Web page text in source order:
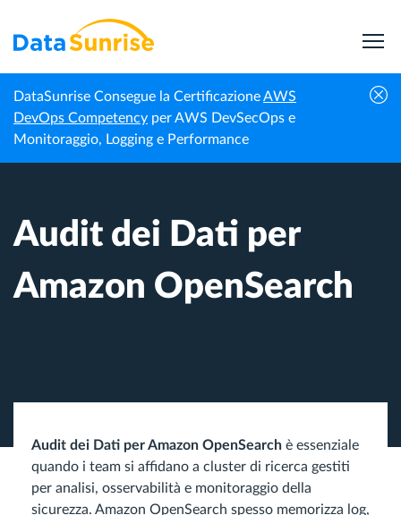
DataSunrise Consegue la CertificazioneAWS
DevOps Competency per AWS DevSecOps e
Monitoraggio, Logging e Performance
Homepage
Centro di
Conoscenza
Audit dei Dati per Amazon
Audit dei Dati per
Amazon OpenSearch
Audit dei Dati per Amazon OpenSearch è essenziale
quando i team si affidano a cluster di ricerca gestiti
per analisi, osservabilità e monitoraggio della
sicurezza. Amazon OpenSearch spesso memorizza log,